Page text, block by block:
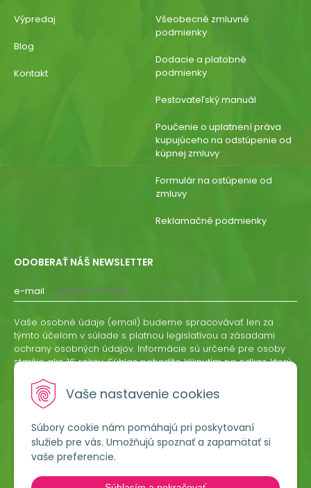
Vaše nastavenie cookies
Súbory cookie nám pomáhajú pri poskytovaní
služieb pre vás. Umožňujú spoznať a zapamätať si
vaše preferencie.
Výpredaj
Blog
Kontakt
Všeobecné zmluvné
podmienky
Dodacie a platobné
podmienky
Pestovateľský manuál
Poučenie o uplatnení práva
kupujúceho na odstúpenie od
kúpnej zmluvy
Formulár na ostúpenie od
zmluvy
Reklamačné podmienky
ODOBERAŤ NÁŠ NEWSLETTER
e-mail
ODOBERAŤ
Vaše osobné údaje (email) budeme spracovávať len za
týmto účelom v súlade s platnou legislatívou a zásadami
ochrany osobných údajov. Informácie sú určené pre osoby
staršie ako 16 rokov. Súhlas potvrdíte kliknutím na odkaz, ktorý
odvolať písomne, emailom alebo kliknutím na odkaz z
ktoréhokoľvek informačného emailu.